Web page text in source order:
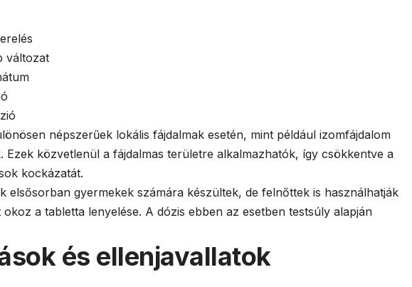
változat
népszerűek lokális fájdalmak esetén, mint például izomfájdalom
Ezek közvetlenül a fájdalmas területre alkalmazhatók, így csökkentve a
kockázatát.
elsősorban gyermekek számára készültek, de felnőttek is használhatják
a tabletta lenyelése. A dózis ebben az esetben testsúly alapján
és ellenjavallatok